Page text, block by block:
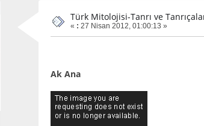
Türk Mitolojisi-Tanrı ve
« : 27 Nisan 2012, 01:00:13 »
Ak Ana